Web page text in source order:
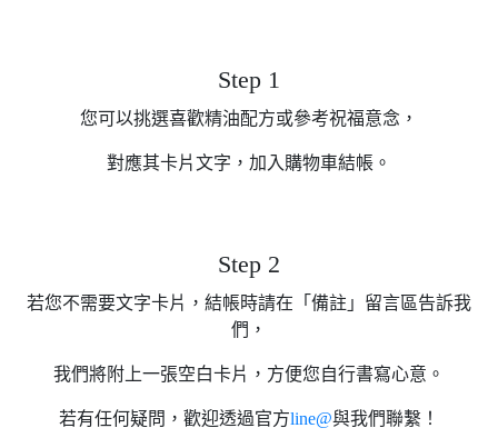
Step 1
您可以挑選喜歡精油配方或參考祝福意念，
對應其卡片文字，加入購物車結帳。
Step 2
若您不需要文字卡片，結帳時請在「備註」留言區告訴我
們，
我們將附上一張空白卡片，方便您自行書寫心意。
若有任何疑問，歡迎透過官方line@與我們聯繫！